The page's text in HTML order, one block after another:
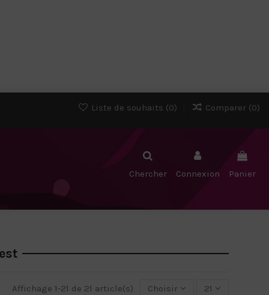
Liste de souhaits (0) Comparer (0)
Chercher Connexion Panier
Affichage 1-21 de 21 article(s) Choisir 21